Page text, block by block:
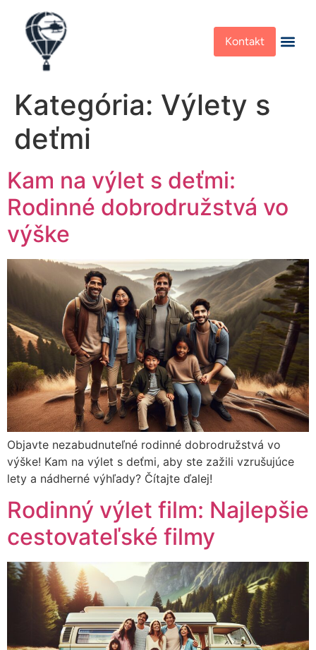
Kontakt
Kategória: Výlety s
deťmi
Kam na výlet s deťmi:
Rodinné dobrodružstvá vo
výške
Objavte nezabudnuteľné rodinné dobrodružstvá vo
výške! Kam na výlet s deťmi, aby ste zažili vzrušujúce
lety a nádherné výhľady? Čítajte ďalej!
Rodinný výlet film: Najlepšie
cestovateľské filmy